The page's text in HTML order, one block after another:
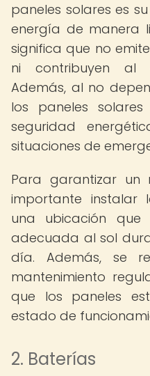
paneles solares es
energía de manera
significa que no
ni contribuyen al
Además, al no
los paneles
seguridad
situaciones de
Para garantizar un
importante instalar
una ubicación que
adecuada al sol
día. Además, se
mantenimiento
que los paneles
estado de
2. Baterías